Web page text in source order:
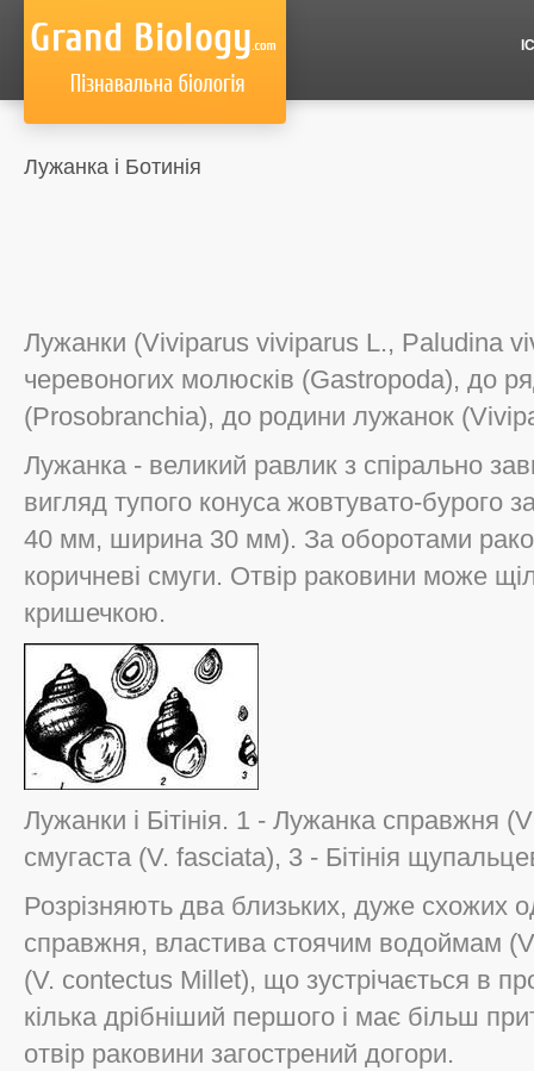
Лужанка і Ботинія
Лужанки (Viviparus viviparus L., Paludina
черевоногих молюсків (Gastropoda), до
(Prosobranchia), до родини лужанок
Лужанка - великий равлик з спірально
вигляд тупого конуса жовтувато-бурого
40 мм, ширина 30 мм). За оборотами
коричневі смуги. Отвір раковини може
кришечкою.
Лужанки і Бітінія. 1 - Лужанка справжня
смугаста (V. fasciata), 3 - Бітінія
Розрізняють два близьких, дуже схожих
справжня, властива стоячим водоймам
(V. contectus Millet), що зустрічається в
кілька дрібніший першого і має більш
отвір раковини загострений догори.